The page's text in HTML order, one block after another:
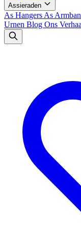
Assieraden
As Hangers As
Urnen Blog Ons